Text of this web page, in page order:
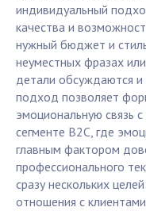
индивидуальный
качества и
нужный бюджет и
неуместных фразах
детали обсуждаются и
подход позволяет
эмоциональную связь
сегменте B2C, где
главным фактором
профессионального
сразу нескольких
отношения с